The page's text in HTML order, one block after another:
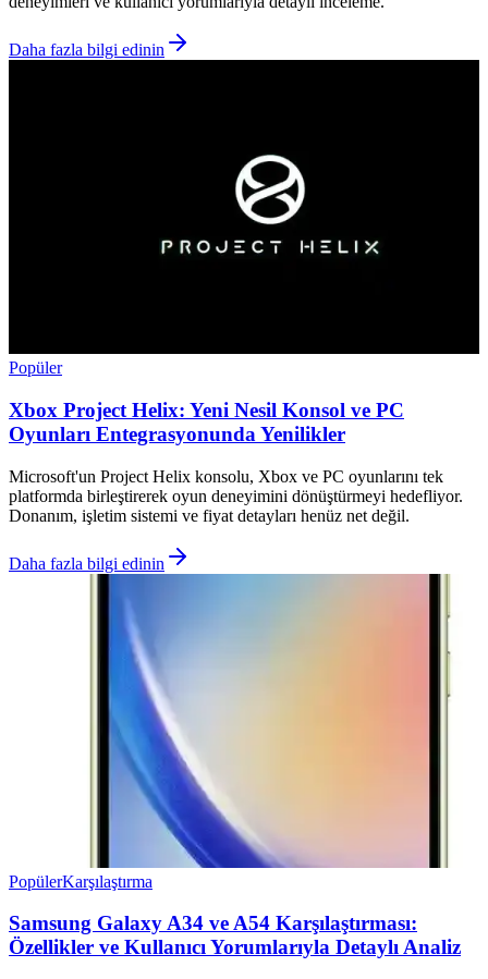
Daha fazla bilgi edinin
Popüler
Xbox Project Helix: Yeni Nesil Konsol ve PC
Oyunları Entegrasyonunda Yenilikler
Microsoft'un Project Helix konsolu, Xbox ve PC oyunlarını tek
platformda birleştirerek oyun deneyimini dönüştürmeyi hedefliyor.
Donanım, işletim sistemi ve fiyat detayları henüz net değil.
Daha fazla bilgi edinin
PopülerKarşılaştırma
Samsung Galaxy A34 ve A54 Karşılaştırması:
Özellikler ve Kullanıcı Yorumlarıyla Detaylı Analiz